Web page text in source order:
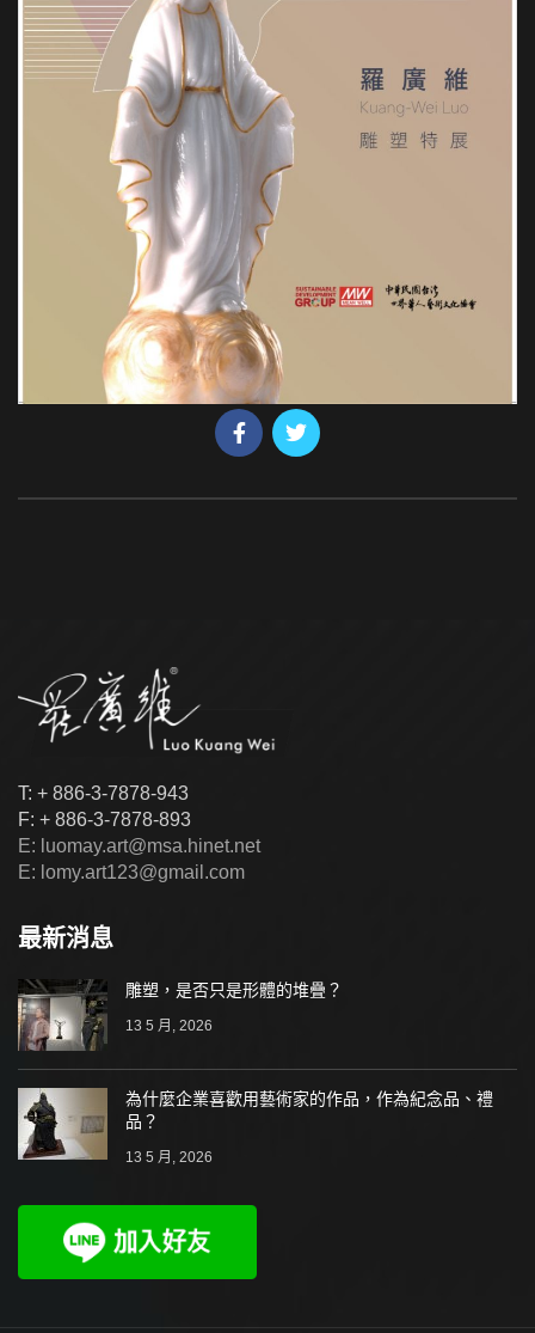
T: + 886-3-7878-943
F: + 886-3-7878-893
E: luomay.art@msa.hinet.net
E: lomy.art123@gmail.com
最新消息
雕塑，是否只是形體的堆疊？
13 5 月, 2026
為什麼企業喜歡用藝術家的作品，作為紀念品、禮
品？
13 5 月, 2026